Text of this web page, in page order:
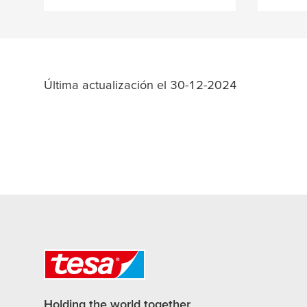
Última actualización el 30-12-2024
Holding the world together